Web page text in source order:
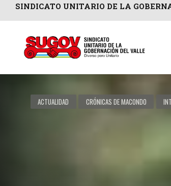
SINDICATO UNITARIO DE LA
ACTUALIDAD CRÓNICAS DE MACONDO